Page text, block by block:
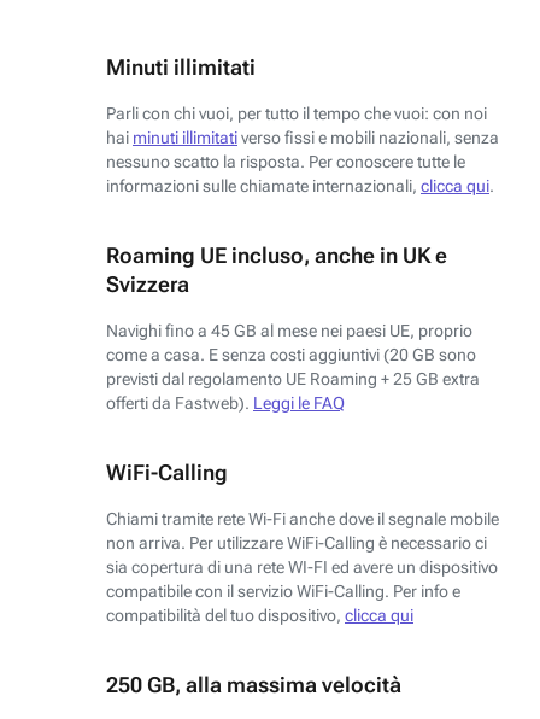
Minuti illimitati
Parli con chi vuoi, per tutto il tempo che vuoi: con noi
hai minuti illimitativerso fissi e mobili nazionali, senza
nessuno scatto la risposta. Per conoscere tutte le
informazioni sulle chiamate internazionali, clicca qui.
Roaming UE incluso, anche in UK e
Svizzera
Navighi fino a 45 GB al mese nei paesi UE, proprio
come a casa. E senza costi aggiuntivi (20 GB sono
previsti dal regolamento UE Roaming + 25 GB extra
offerti da Fastweb). Leggi le FAQ
WiFi-Calling
Chiami tramite rete Wi-Fi anche dove il segnale mobile
non arriva. Per utilizzare WiFi-Calling è necessario ci
sia copertura di una rete WI-FI ed avere un dispositivo
compatibile con il servizio WiFi-Calling. Per info e
compatibilità del tuo dispositivo, clicca qui
250 GB, alla massima velocità